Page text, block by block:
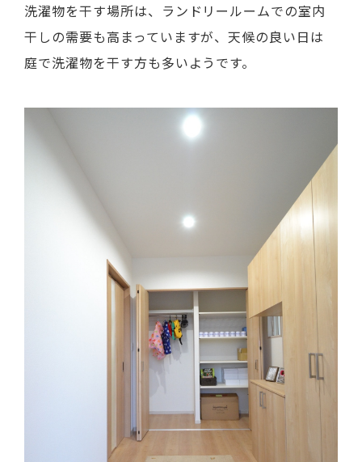
洗濯物を干す場所は、ランドリールームでの室内
干しの需要も高まっていますが、天候の良い日は
庭で洗濯物を干す方も多いようです。